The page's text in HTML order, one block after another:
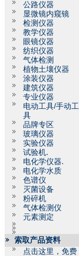
公路仪器
显微镜内窥镜
检测仪器
教学仪器
眼镜仪器
纺织仪器
气体检测
植物土壤仪器
涂装仪器
建筑仪器
专业仪器
电动工具/手动工
具
品牌专区
玻璃仪器
实验仪器
试验机.
电化学仪器.
电化学水质
色谱仪
灭菌设备
粉碎机
气体检测仪
元素测定
索取产品资料
点击这里，免费